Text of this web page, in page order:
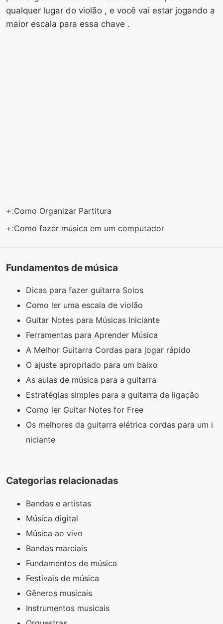
qualquer lugar do violão , e você vai estar jogando a
maior escala para essa chave .
+:Como Organizar Partitura
+:Como fazer música em um computador
Fundamentos de música
Dicas para fazer guitarra Solos
Como ler uma escala de violão
Guitar Notes para Músicas Iniciante
Ferramentas para Aprender Música
A Melhor Guitarra Cordas para jogar rápido
O ajuste apropriado para um baixo
As aulas de música para a guitarra
Estratégias simples para a guitarra da ligação
Como ler Guitar Notes for Free
Os melhores da guitarra elétrica cordas para um i
niciante
Categorias relacionadas
Bandas e artistas
Música digital
Música ao vivo
Bandas marciais
Fundamentos de música
Festivais de música
Gêneros musicais
Instrumentos musicais